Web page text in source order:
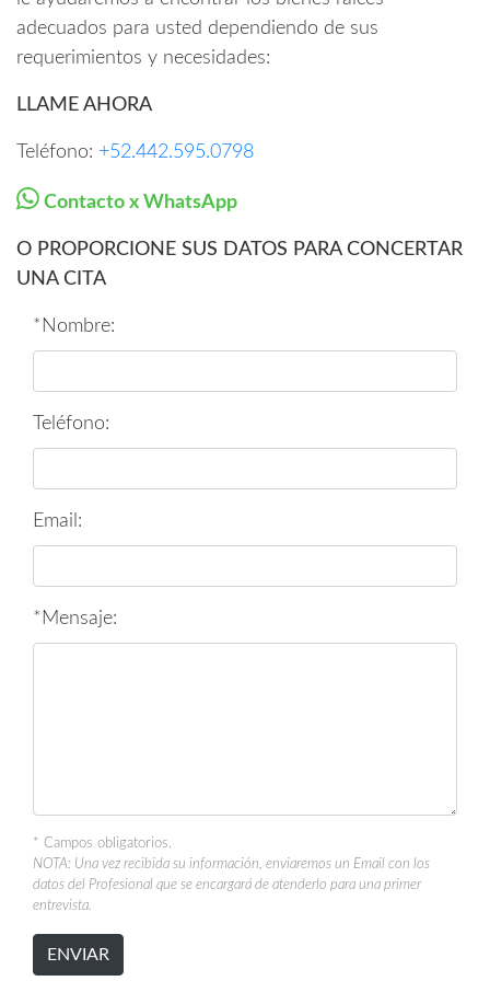
adecuados para usted dependiendo de sus
requerimientos y necesidades:
LLAME AHORA
Teléfono: +52.442.595.0798
Contacto x WhatsApp
O PROPORCIONE SUS DATOS PARA CONCERTAR
UNA CITA
*Nombre:
Teléfono:
Email:
*Mensaje:
* Campos obligatorios.
NOTA: Una vez recibida su información, enviaremos un Email con los
datos del Profesional que se encargará de atenderlo para una primer
entrevista.
ENVIAR